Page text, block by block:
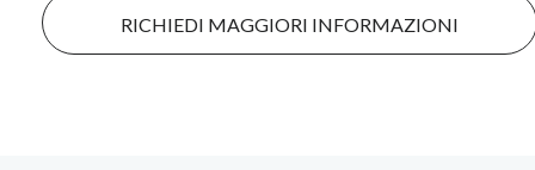
RICHIEDI MAGGIORI INFORMAZIONI